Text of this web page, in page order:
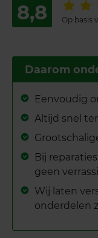
8,8 Op basis
Daarom
Eenvoudig
Altijd snel
Bij
geen
Wij laten
onderdelen